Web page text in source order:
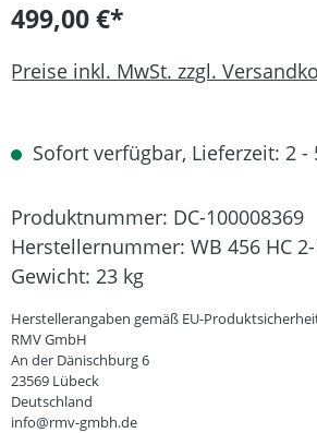
499,00 €*
Preise inkl. MwSt. zzgl.
Sofort verfügbar, Lieferzeit: 2 -
Produktnummer: DC-100008369
Herstellernummer: WB 456 HC 2-
Gewicht: 23 kg
Herstellerangaben gemäß EU-
RMV GmbH
An der Dänischburg 6
23569 Lübeck
Deutschland
info@rmv-gmbh.de